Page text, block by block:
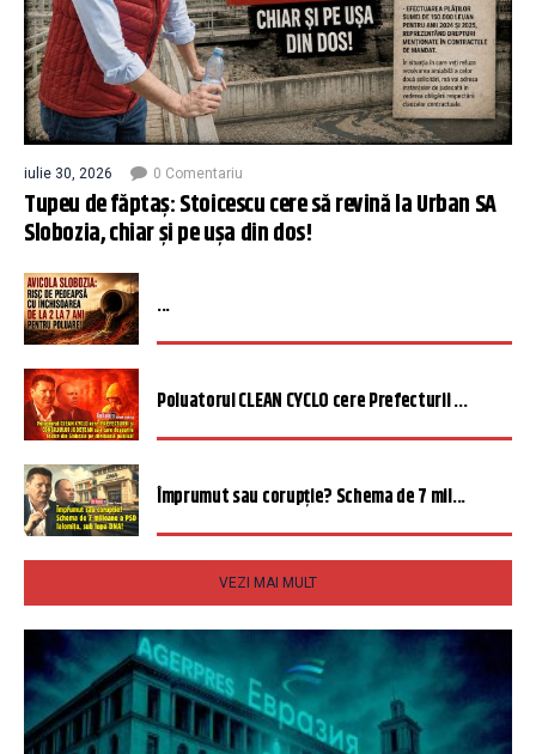
iulie 30, 2026 0 Comentariu
Tupeu de făptaș: Stoicescu cere să revină la Urban SA
Slobozia, chiar și pe ușa din dos!
...
Poluatorul CLEAN CYCLO cere Prefecturii ...
Împrumut sau corupție? Schema de 7 mil...
VEZI MAI MULT